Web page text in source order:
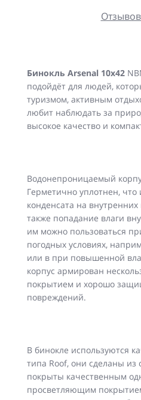
Бинокль Arsenal 10x42
подойдёт для людей,
туризмом, активным
любит наблюдать за
высокое качество и
Водонепроницаемый
Герметично уплотнен,
конденсата на
также попадание влаги
им можно пользоваться
погодных условиях,
или в при повышенной
корпус армирован
покрытием и хорошо
повреждений.
В бинокле используются
типа Roof, они сделаны из
покрыты качественным
просветляющим